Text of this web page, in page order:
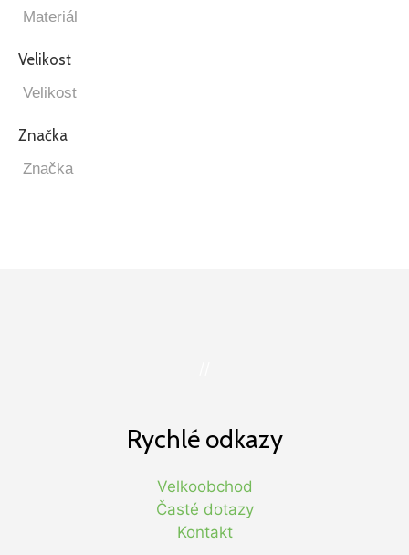
Velikost
Značka
Rychlé odkazy
Velkoobchod
Časté dotazy
Kontakt